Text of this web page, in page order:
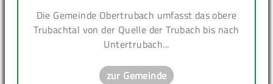
Die Gemeinde Obertrubach umfasst das obere
Trubachtal von der Quelle der Trubach bis nach
Untertrubach...
zur Gemeinde